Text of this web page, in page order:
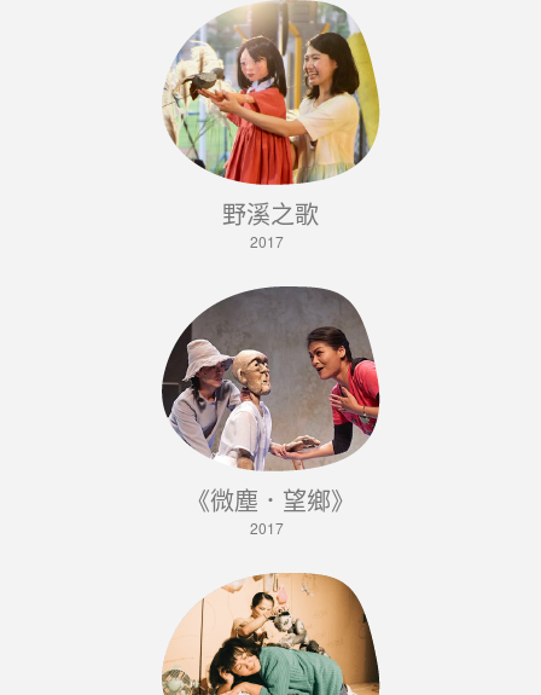
野溪之歌
2017
《微塵．望鄉》
2017